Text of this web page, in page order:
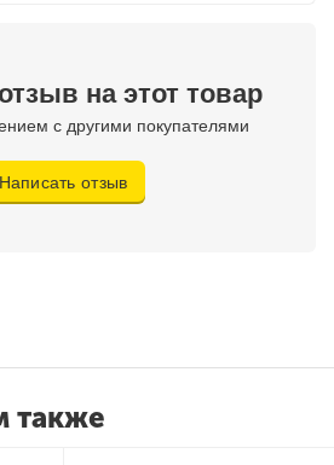
на этот товар
с другими покупателями
Написать отзыв
также